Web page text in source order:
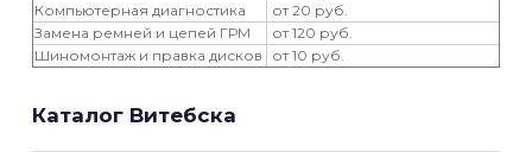
Компьютерная диагностика
от 20 руб.
Замена ремней и цепей ГРМ
от 120 руб.
Шиномонтаж и правка дисков
от 10 руб.
Каталог Витебска